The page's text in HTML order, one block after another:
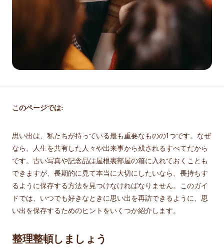
このページでは:
思い出は、私たちが持っている最も重要なものの1つです。なぜ
なら、人生を共有した人々や出来事から残されるすべてだから
です。古い写真や記念品は屋根裏部屋の箱に入れておくことも
できますが、長期的に見て本当に大切にしたいなら、長持ちす
るように保存する方法を見つけなければなりません。このガイ
ドでは、いつでも好きなときに思い出を再訪できるように、思
い出を保存するためのヒントをいくつか紹介します。
整理整頓しましょう